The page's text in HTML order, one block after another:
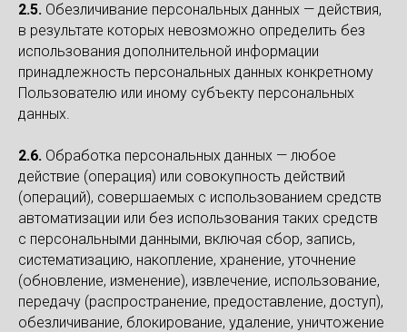
2.5. Обезличивание персональных данных — действия,
в результате которых невозможно определить без
использования дополнительной информации
принадлежность персональных данных конкретному
Пользователю или иному субъекту персональных
данных.
2.6. Обработка персональных данных — любое
действие (операция) или совокупность действий
(операций), совершаемых с использованием средств
автоматизации или без использования таких средств
с персональными данными, включая сбор, запись,
систематизацию, накопление, хранение, уточнение
(обновление, изменение), извлечение, использование,
передачу (распространение, предоставление, доступ),
обезличивание, блокирование, удаление, уничтожение